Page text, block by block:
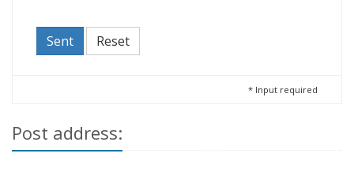
von Archivgut (Thüringer Archivgesetz - ThürArchivG).
Durch die Kontaktaufnahme mit dem Archiv erteilen Sie
jederzeit zu widerrufen (Artikel 21 DSGVO);
Sent Reset
* Input required
Post address: